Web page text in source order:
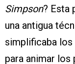
Simpson? Esta
una antigua
simplificaba
para animar los